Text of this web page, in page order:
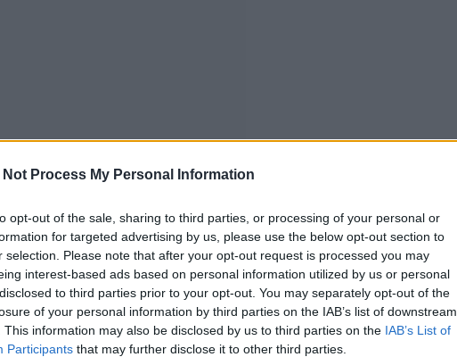
Not Process My Personal Information
opt-out of the sale, sharing to third parties, or processing of your personal or
for targeted advertising by us, please use the below opt-out section to
selection. Please note that after your opt-out request is processed you may
interest-based ads based on personal information utilized by us or personal
to third parties prior to your opt-out. You may separately opt-out of the
of your personal information by third parties on the IAB’s list of downstream
This information may also be disclosed by us to third parties on the IAB’s List of
Participants that may further disclose it to other third parties.